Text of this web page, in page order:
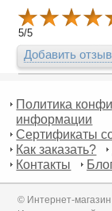
5/5
Добавить отзыв
Политика
информации
Сертификаты
Как заказать?
Контакты
© Интернет-